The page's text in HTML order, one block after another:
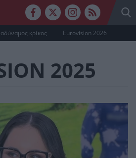
κρίκος Eurovision 2026
2025